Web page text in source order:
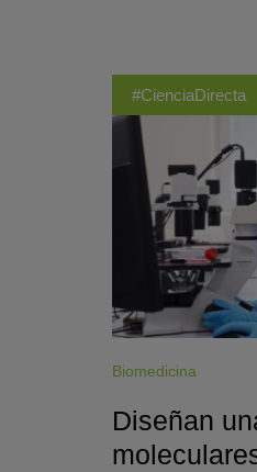
#CienciaDirecta
Biomedicina
Diseñan